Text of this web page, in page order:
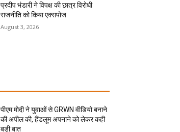
प्रदीप भंडारी ने विपक्ष की छात्र विरोधी
राजनीति को किया एक्सपोज
August 3, 2026
पीएम मोदी ने युवाओं से GRWN वीडियो बनाने
की अपील की, हैंडलूम अपनाने को लेकर कही
बड़ी बात